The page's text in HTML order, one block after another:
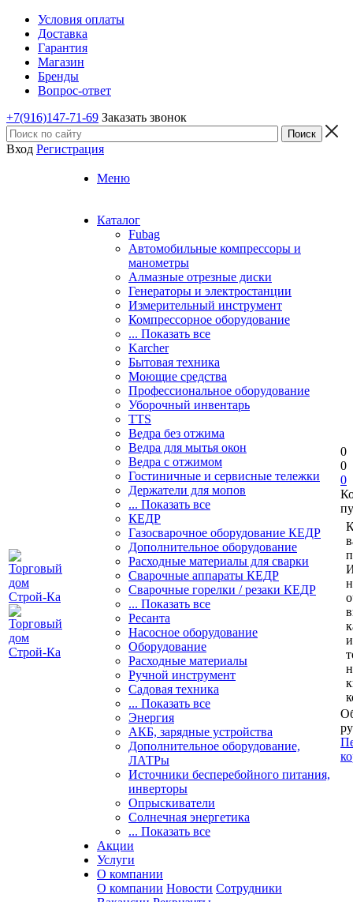
Условия оплаты
Доставка
Гарантия
Магазин
Бренды
Вопрос-ответ
+7(916)147-71-69 Заказать звонок
Вход Регистрация
Меню
Каталог
Fubag
Автомобильные компрессоры и
манометры
Алмазные отрезные диски
Генераторы и электростанции
Измерительный инструмент
Компрессорное оборудование
... Показать все
Karcher
Бытовая техника
Моющие средства
Профессиональное оборудование
Уборочный инвентарь
TTS
Ведра без отжима
Ведра для мытья окон
Ведра с отжимом
Гостиничные и сервисные тележки
Держатели для мопов
... Показать все
КЕДР
Газосварочное оборудование КЕДР
Дополнительное оборудование
Расходные материалы для сварки
Сварочные аппараты КЕДР
Сварочные горелки / резаки КЕДР
... Показать все
Ресанта
Насосное оборудование
Оборудование
Расходные материалы
Ручной инструмент
Садовая техника
... Показать все
Энергия
АКБ, зарядные устройства
Дополнительное оборудование,
ЛАТРы
Источники бесперебойного питания,
инверторы
Опрыскиватели
Солнечная энергетика
... Показать все
Акции
Услуги
О компании
О компании Новости Сотрудники
0
0
0